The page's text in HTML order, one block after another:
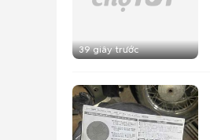
39 giây trước